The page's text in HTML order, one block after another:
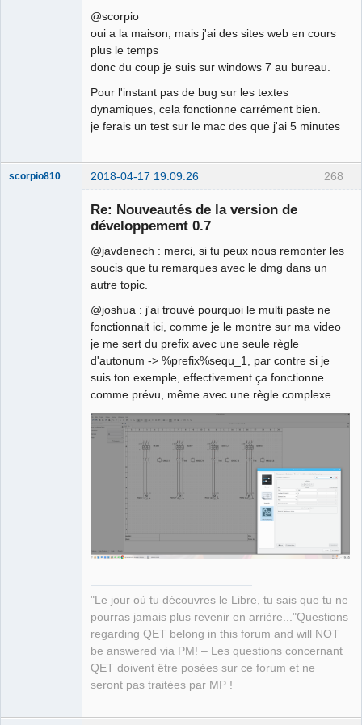
@scorpio
oui a la maison, mais j'ai des sites web en cours
plus le temps
donc du coup je suis sur windows 7 au bureau.
Pour l'instant pas de bug sur les textes
dynamiques, cela fonctionne carrément bien.
je ferais un test sur le mac des que j'ai 5 minutes
268
scorpio810 2018-04-17 19:09:26
Re: Nouveautés de la version de
développement 0.7
@javdenech : merci, si tu peux nous remonter les
soucis que tu remarques avec le dmg dans un
autre topic.
@joshua : j'ai trouvé pourquoi le multi paste ne
fonctionnait ici, comme je le montre sur ma video
je me sert du prefix avec une seule règle
d'autonum -> %prefix%sequ_1, par contre si je
suis ton exemple, effectivement ça fonctionne
comme prévu, même avec une règle complexe..
"Le jour où tu découvres le Libre, tu sais que tu ne
pourras jamais plus revenir en arrière..."Questions
regarding QET belong in this forum and will NOT
be answered via PM! – Les questions concernant
QET doivent être posées sur ce forum et ne
seront pas traitées par MP !